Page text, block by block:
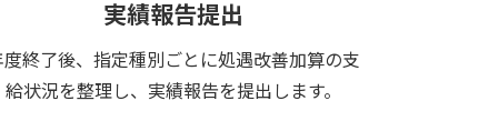
実績報告提出
度終了後、指定種別ごとに処遇改善加算の支
給状況を整理し、実績報告を提出します。